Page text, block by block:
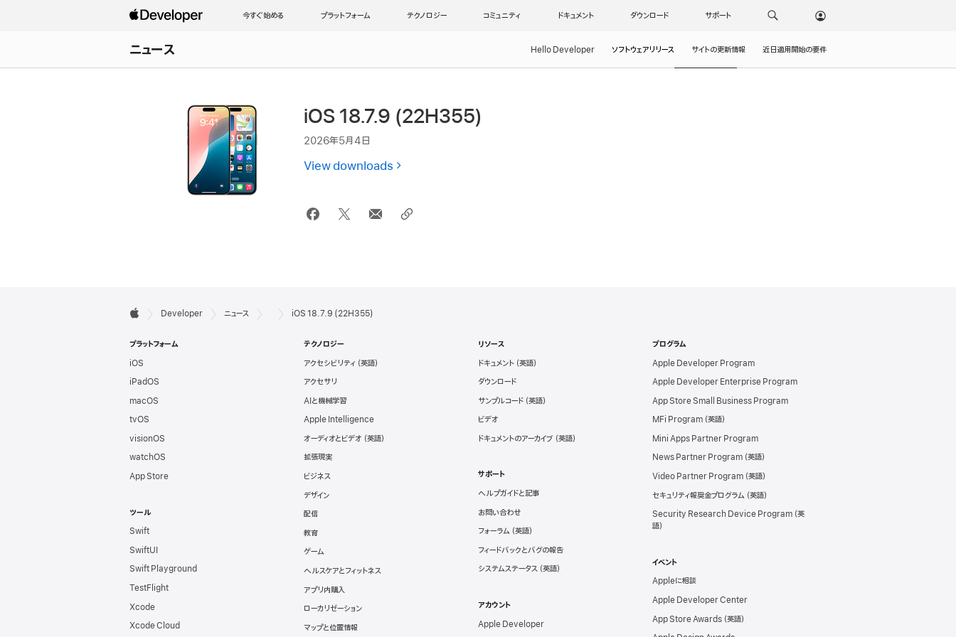
今すぐ始める プラットフォーム テクノロジー コミュニティ ドキュメント ダウンロード サポート
ニュース Hello Developer ソフトウェアリリース サイトの更新情報 近日適用開始の要件
iOS 18.7.9 (22H355)
2026年5月4日
View downloads
デ
ベ
ロ
ッ
パ
向
け
フ
ッ
タ

Developer ニュース iOS 18.7.9 (22H355)
プラットフォーム
iOS
iPadOS
macOS
tvOS
visionOS
watchOS
App Store
ツール
Swift
SwiftUI
Swift Playground
TestFlight
Xcode
Xcode Cloud
テクノロジー
アクセシビリティ
アクセサリ
AIと機械学習
Apple Intelligence
オーディオとビデオ
拡張現実
ビジネス
デザイン
配信
教育
ゲーム
ヘルスケアとフィットネス
アプリ内購入
ローカリゼーション
マップと位置情報
リソース
ドキュメント
ダウンロード
サンプルコード
ビデオ
ドキュメントのアーカイブ
サポート
ヘルプガイドと記事
お問い合わせ
フォーラム
フィードバックとバグの報告
システムステータス
アカウント
Apple Developer
プログラム
Apple Developer Program
Apple Developer Enterprise Program
App Store Small Business Program
MFi Program
Mini Apps Partner Program
News Partner Program
Video Partner Program
セキュリティ報奨金プログラム
Security Research Device Program
イベント
Appleに相談
Apple Developer Center
App Store Awards